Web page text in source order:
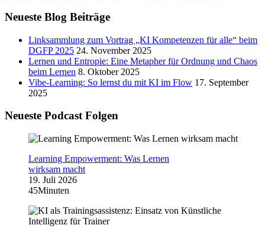
Neueste Blog Beiträge
Linksammlung zum Vortrag „KI Kompetenzen für alle“ beim
DGFP 2025 24. November 2025
Lernen und Entropie: Eine Metapher für Ordnung und Chaos
beim Lernen 8. Oktober 2025
Vibe-Learning: So lernst du mit KI im Flow 17. September
2025
Neueste Podcast Folgen
Learning Empowerment: Was Lernen
wirksam macht
19. Juli 2026
45Minuten